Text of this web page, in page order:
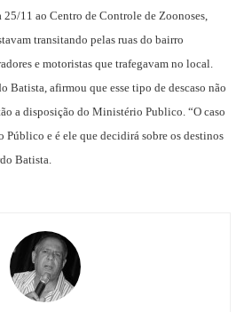
11 ao Centro de Controle de Zoonoses,
transitando pelas ruas do bairro
e motoristas que trafegavam no local.
Batista, afirmou que esse tipo de descaso não
a disposição do Ministério Publico. “O caso
e é ele que decidirá sobre os destinos
Batista.